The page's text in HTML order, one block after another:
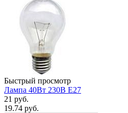
Быстрый просмотр
Лампа 40Вт 230В Е27
21 руб.
19.74 руб.